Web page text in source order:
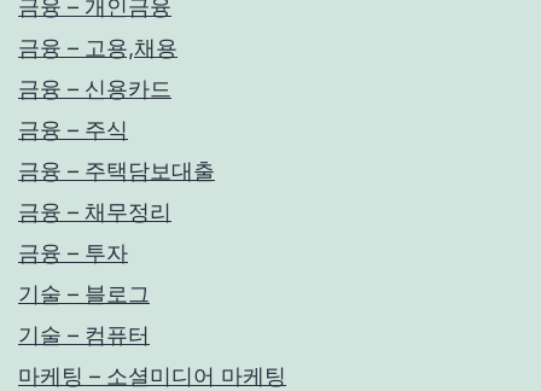
금융 – 개인금융
금융 – 고용,채용
금융 – 신용카드
금융 – 주식
금융 – 주택담보대출
금융 – 채무정리
금융 – 투자
기술 – 블로그
기술 – 컴퓨터
마케팅 – 소셜미디어 마케팅